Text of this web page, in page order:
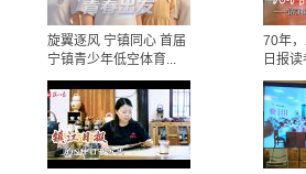
旋翼逐风 宁镇同心 首届
宁镇青少年低空体育...
70年
日报读